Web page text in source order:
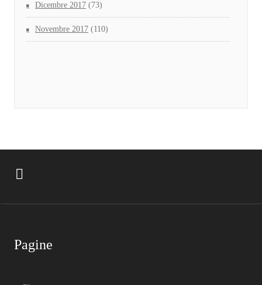
Dicembre 2017 (73)
Novembre 2017 (110)
Pagine